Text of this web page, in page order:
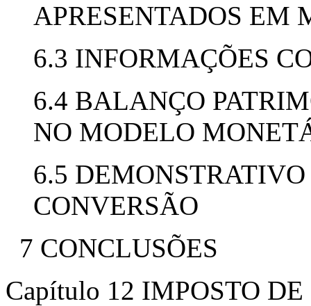
APRESENTADOS EM
6.3 INFORMAÇÕES
6.4 BALANÇO
NO MODELO
6.5
CONVERSÃO
7 CONCLUSÕES
Capítulo 12 IMPOSTO